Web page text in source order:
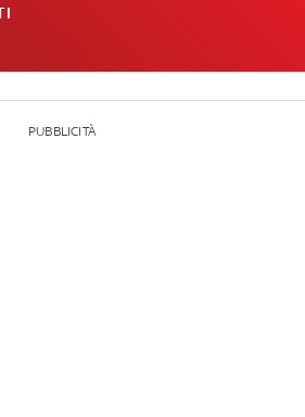
PUBBLICITÀ